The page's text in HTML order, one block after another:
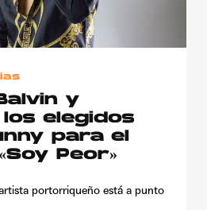
y
elegidos
para el
Peor»
portorriqueño está a punto